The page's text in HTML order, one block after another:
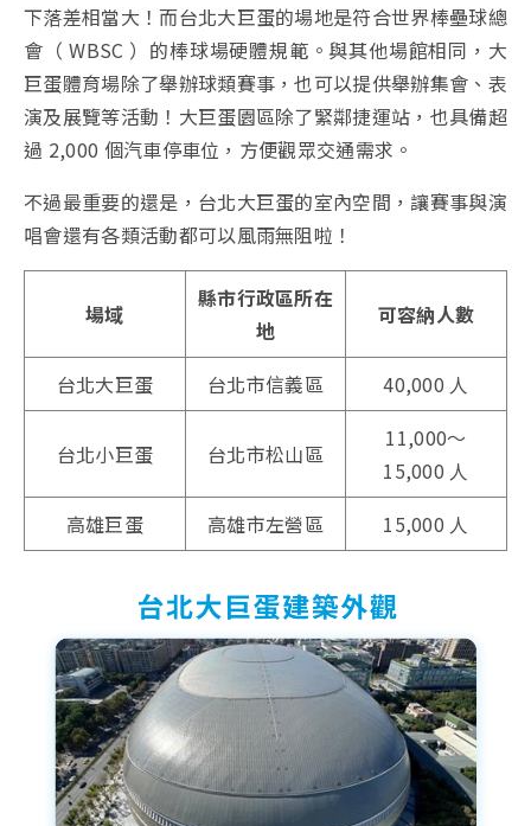
下落差相當大！而台北大巨蛋的場地是符合世界棒壘球總
會（ WBSC ）的棒球場硬體規範。與其他場館相同，大
巨蛋體育場除了舉辦球類賽事，也可以提供舉辦集會、表
演及展覽等活動！大巨蛋園區除了緊鄰捷運站，也具備超
過 2,000 個汽車停車位，方便觀眾交通需求。
不過最重要的還是，台北大巨蛋的室內空間，讓賽事與演
唱會還有各類活動都可以風雨無阻啦！
場域
縣市行政區所在
地
可容納人數
台北大巨蛋 台北市信義區 40,000 人
台北小巨蛋 台北市松山區
11,000～
15,000 人
高雄巨蛋
高雄市左營區 15,000 人